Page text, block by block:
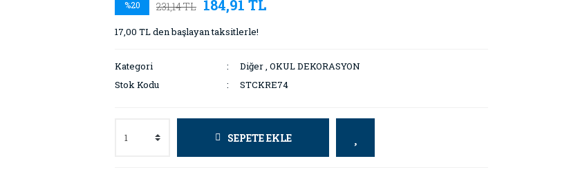
%20 231,14 TL 184,91 TL
17,00 TL den başlayan taksitlerle!
Kategori Diğer, OKUL DEKORASYON
Stok Kodu
STCKRE74
SEPETE EKLE